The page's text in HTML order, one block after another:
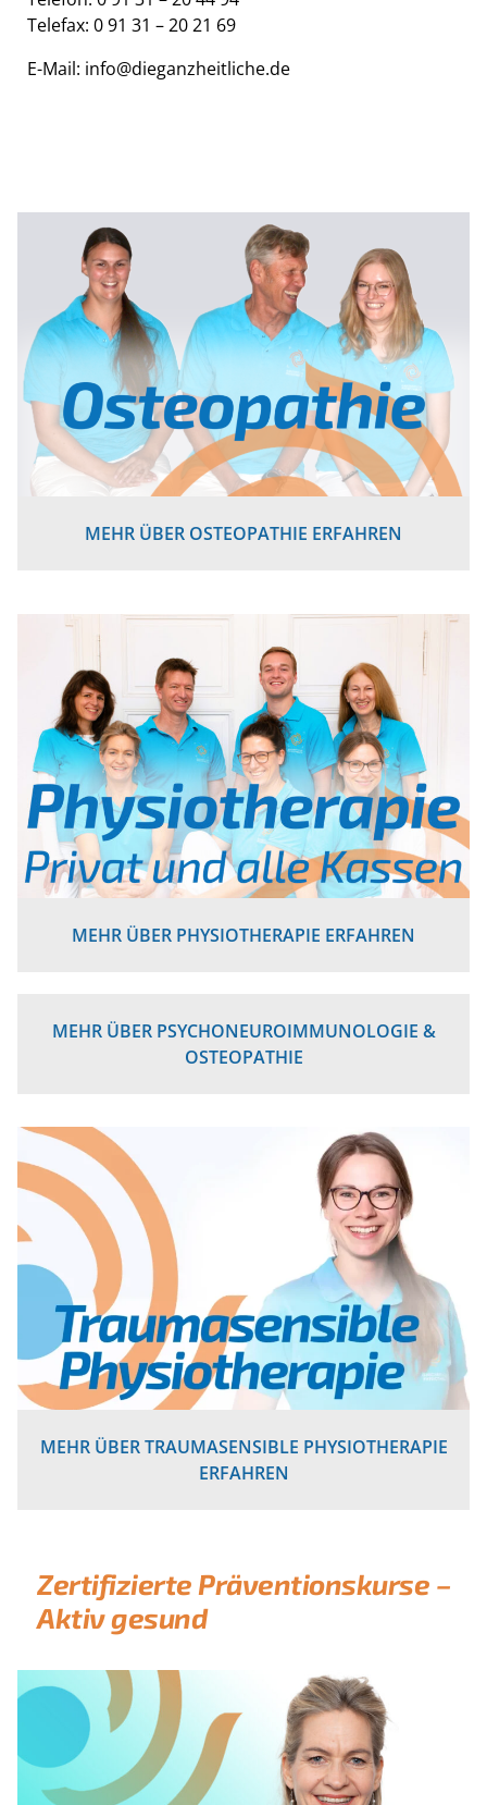
Telefax: 0 91 31 – 20 21 69
E-Mail: info@dieganzheitliche.de
MEHR ÜBER OSTEOPATHIE ERFAHREN
MEHR ÜBER PHYSIOTHERAPIE ERFAHREN
MEHR ÜBER PSYCHONEUROIMMUNOLOGIE &
OSTEOPATHIE
MEHR ÜBER TRAUMASENSIBLE PHYSIOTHERAPIE
ERFAHREN
Zertifizierte Präventionskurse –
Aktiv gesund